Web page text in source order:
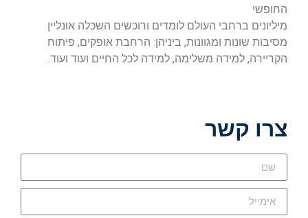
החופשי
מיליונים ברחבי העולם לומדים ורוכשים השכלה אונליין
מסיבות שונות ומגוונות, ביניהן: הרחבת אופקים, פיתוח
הקריירה, למידה משלימה, למידה לכל החיים ועוד ועוד.
צרו קשר